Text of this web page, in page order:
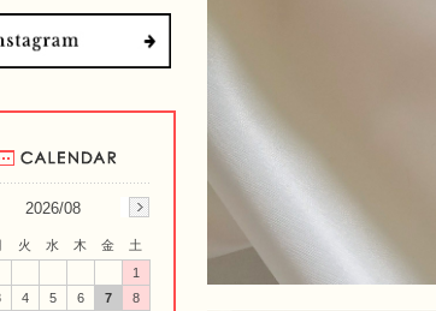
2026/08
火 水 木 金
土
1
4 5 6 7
8